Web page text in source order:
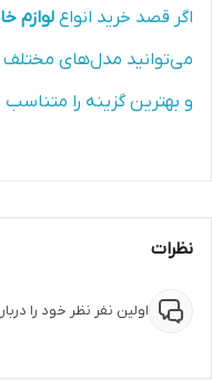
اگر قصد خرید انواع لوازم
می‌توانید مدل‌های مختلف
و بهترین گزینه را متناسب
نظرات
اولین نفر نظر خود را